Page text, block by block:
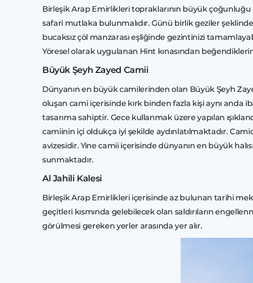
Birleşik Arap Emirlikleri topraklarının büyük
safari mutlaka bulunmalıdır. Günü birlik geziler
bucaksız çöl manzarası eşliğinde gezintinizi
Yöresel olarak uygulanan Hint kınasından
Büyük Şeyh Zayed Camii
Dünyanın en büyük camilerinden olan Büyük Şeyh
oluşan cami içerisinde kırk binden fazla kişi aynı
tasarıma sahiptir. Gece kullanmak üzere yapılan
camiinin içi oldukça iyi şekilde aydınlatılmaktadır.
avizesidir. Yine camii içerisinde dünyanın en büyük
sunmaktadır.
Al Jahili Kalesi
Birleşik Arap Emirlikleri içerisinde az bulunan tarihi
geçitleri kısmında gelebilecek olan saldırıların
görülmesi gereken yerler arasında yer alır.